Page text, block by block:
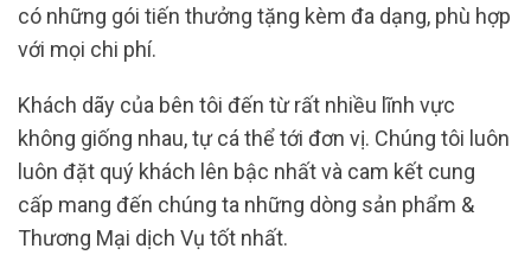
có những gói tiến thưởng tặng kèm đa dạng, phù hợp
với mọi chi phí.
Khách dãy của bên tôi đến từ rất nhiều lĩnh vực
không giống nhau, tự cá thể tới đơn vị. Chúng tôi luôn
luôn đặt quý khách lên bậc nhất và cam kết cung
cấp mang đến chúng ta những dòng sản phẩm &
Thương Mại dịch Vụ tốt nhất.